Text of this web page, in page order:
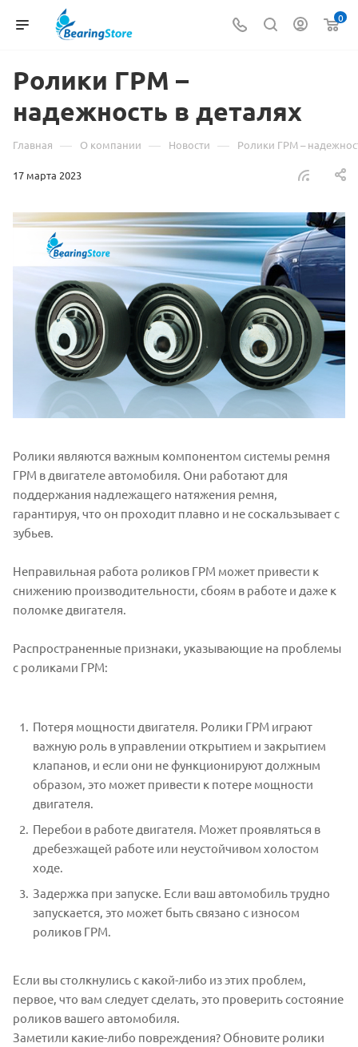
0
Ролики ГРМ –
надежность в деталях
Главная — О компании — Новости — Ролики ГРМ –
17 марта 2023
Ролики являются важным компонентом системы ремня
ГРМ в двигателе автомобиля. Они работают для
поддержания надлежащего натяжения ремня,
гарантируя, что он проходит плавно и не соскальзывает с
зубьев.
Неправильная работа роликов ГРМ может привести к
снижению производительности, сбоям в работе и даже к
поломке двигателя.
Распространенные признаки, указывающие на проблемы
с роликами ГРМ:
Потеря мощности двигателя. Ролики ГРМ играют
важную роль в управлении открытием и закрытием
клапанов, и если они не функционируют должным
образом, это может привести к потере мощности
двигателя.
Перебои в работе двигателя. Может проявляться в
дребезжащей работе или неустойчивом холостом
ходе.
Задержка при запуске. Если ваш автомобиль трудно
запускается, это может быть связано с износом
роликов ГРМ.
Если вы столкнулись с какой-либо из этих проблем,
первое, что вам следует сделать, это проверить состояние
роликов вашего автомобиля.
Заметили какие-либо повреждения? Обновите ролики